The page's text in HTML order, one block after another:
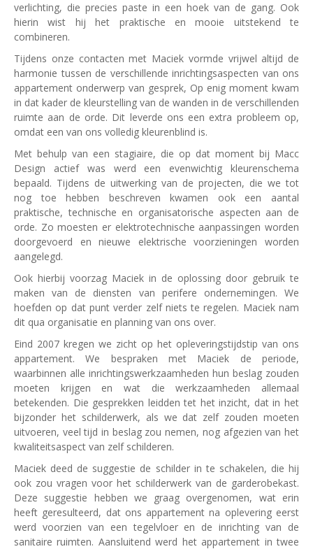
verlichting, die precies paste in een hoek van de gang. Ook
hierin wist hij het praktische en mooie uitstekend te
combineren.
Tijdens onze contacten met Maciek vormde vrijwel altijd de
harmonie tussen de verschillende inrichtingsaspecten van ons
appartement onderwerp van gesprek, Op enig moment kwam
in dat kader de kleurstelling van de wanden in de verschillenden
ruimte aan de orde. Dit leverde ons een extra probleem op,
omdat een van ons volledig kleurenblind is.
Met behulp van een stagiaire, die op dat moment bij Macc
Design actief was werd een evenwichtig kleurenschema
bepaald. Tijdens de uitwerking van de projecten, die we tot
nog toe hebben beschreven kwamen ook een aantal
praktische, technische en organisatorische aspecten aan de
orde. Zo moesten er elektrotechnische aanpassingen worden
doorgevoerd en nieuwe elektrische voorzieningen worden
aangelegd.
Ook hierbij voorzag Maciek in de oplossing door gebruik te
maken van de diensten van perifere ondernemingen. We
hoefden op dat punt verder zelf niets te regelen. Maciek nam
dit qua organisatie en planning van ons over.
Eind 2007 kregen we zicht op het opleveringstijdstip van ons
appartement. We bespraken met Maciek de periode,
waarbinnen alle inrichtingswerkzaamheden hun beslag zouden
moeten krijgen en wat die werkzaamheden allemaal
betekenden. Die gesprekken leidden tet het inzicht, dat in het
bijzonder het schilderwerk, als we dat zelf zouden moeten
uitvoeren, veel tijd in beslag zou nemen, nog afgezien van het
kwaliteitsaspect van zelf schilderen.
Maciek deed de suggestie de schilder in te schakelen, die hij
ook zou vragen voor het schilderwerk van de garderobekast.
Deze suggestie hebben we graag overgenomen, wat erin
heeft geresulteerd, dat ons appartement na oplevering eerst
werd voorzien van een tegelvloer en de inrichting van de
sanitaire ruimten. Aansluitend werd het appartement in twee